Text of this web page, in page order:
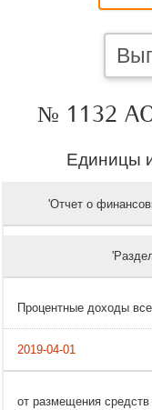
№ 1132
Единицы
'Отчет о
Процентные доходы
от размещения средств